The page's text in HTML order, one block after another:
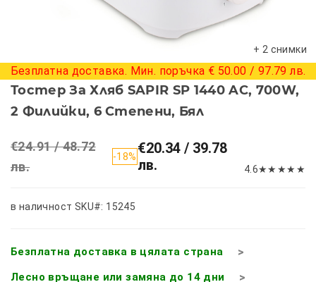
+ 2 снимки
Безплатна доставка. Мин. поръчка € 50.00 / 97.79 лв.
Тостер За Хляб SAPIR SP 1440 AC, 700W,
2 Филийки, 6 Степени, Бял
€24.91 / 48.72
лв.
-18%€20.34 / 39.78
лв.
4.6★★ ★★ ★
в наличност SKU#: 15245
Безплатна доставка в цялата страна
Лесно връщане или замяна до 14 дни